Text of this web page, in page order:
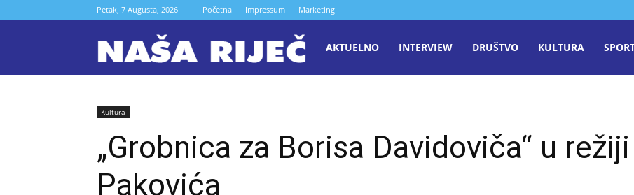
Petak, 7 Augusta, 2026 Početna Impressum Marketing
Naša
Zenica
AKTUELNO INTERVIEW DRUŠTVO KULTURA
Kultura
„Grobnica za Borisa Davidoviča“ u
Pakovića